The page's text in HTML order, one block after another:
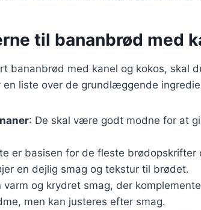
til bananbrød med
bananbrød med kanel og kokos, skal
en liste over de grundlæggende
: De skal være godt modne for at
er basisen for de fleste brødopskrifter
en dejlig smag og tekstur til brødet.
varm og krydret smag, der
men kan justeres efter smag.